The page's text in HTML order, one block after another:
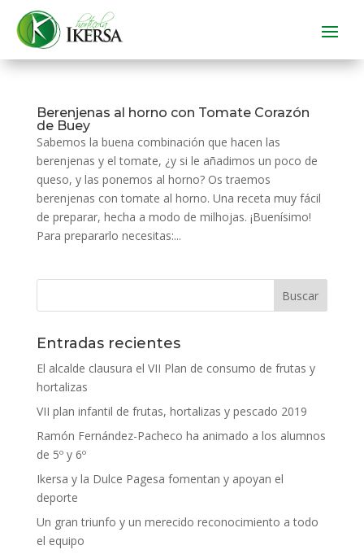
Berenjenas al horno con Tomate Corazón
de Buey
Sabemos la buena combinación que hacen las
berenjenas y el tomate, ¿y si le añadimos un poco de
queso, y las ponemos al horno? Os traemos
berenjenas con tomate al horno. Una receta muy fácil
de preparar, hecha a modo de milhojas. ¡Buenísimo!
Para prepararlo necesitas:...
Entradas recientes
El alcalde clausura el VII Plan de consumo de frutas y
hortalizas
VII plan infantil de frutas, hortalizas y pescado 2019
Ramón Fernández-Pacheco ha animado a los alumnos
de 5º y 6º
Ikersa y la Dulce Pagesa fomentan y apoyan el
deporte
Un gran triunfo y un merecido reconocimiento a todo
el equipo